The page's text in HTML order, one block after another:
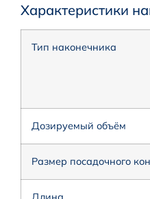
Характеристики
Тип наконечника
Дозируемый объём
Размер посадочного